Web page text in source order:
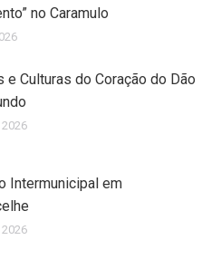
no Caramulo
e Culturas do Coração do Dão
Intermunicipal em